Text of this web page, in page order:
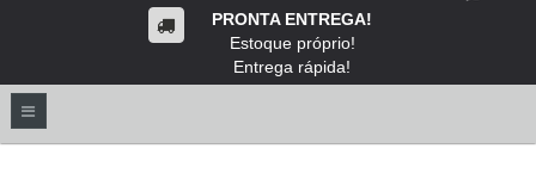
PRONTA ENTREGA!
Estoque próprio!
Entrega rápida!